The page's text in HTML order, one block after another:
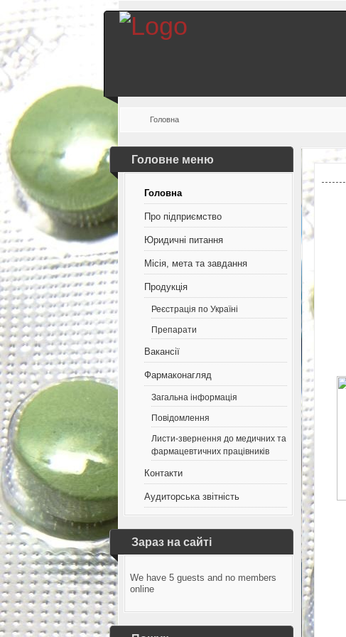
Головна
Головне меню
Головна
Про підприємство
Юридичні питання
Місія, мета та завдання
Продукція
Реєстрація по Україні
Препарати
Вакансії
Фармаконагляд
Загальна інформація
Повідомлення
Листи-звернення до медичних та
фармацевтичних працівників
Контакти
Аудиторська звітність
Зараз на сайті
We have 5 guests and no members
online